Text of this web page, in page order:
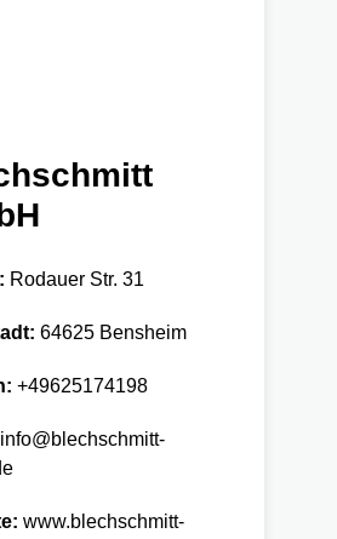
Rodauer Str. 31
64625 Bensheim
+49625174198
info@blechschmitt-
www.blechschmitt-